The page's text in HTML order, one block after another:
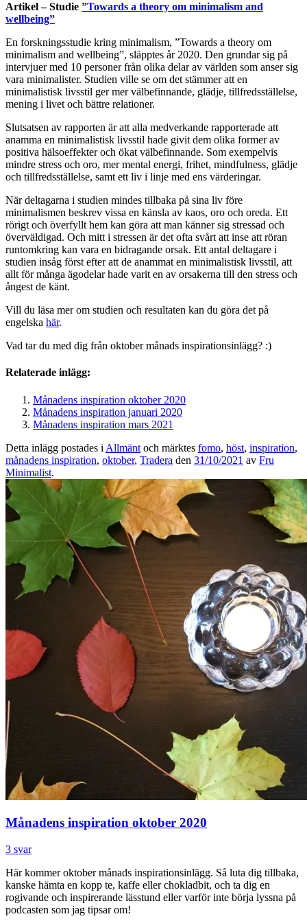
Artikel – Studie ”Towards a theory om minimalism and
wellbeing”
En forskningsstudie kring minimalism, ”Towards a theory om
minimalism and wellbeing”, släpptes år 2020. Den grundar sig på
intervjuer med 10 personer från olika delar av världen som anser sig
vara minimalister. Studien ville se om det stämmer att en
minimalistisk livsstil ger mer välbefinnande, glädje, tillfredsställelse,
mening i livet och bättre relationer.
Slutsatsen av rapporten är att alla medverkande rapporterade att
anamma en minimalistisk livsstil hade givit dem olika former av
positiva hälsoeffekter och ökat välbefinnande. Som exempelvis
mindre stress och oro, mer mental energi, frihet, mindfulness, glädje
och tillfredsställelse, samt ett liv i linje med ens värderingar.
När deltagarna i studien mindes tillbaka på sina liv före
minimalismen beskrev vissa en känsla av kaos, oro och oreda. Ett
rörigt och överfyllt hem kan göra att man känner sig stressad och
överväldigad. Och mitt i stressen är det ofta svårt att inse att röran
runtomkring kan vara en bidragande orsak. Ett antal deltagare i
studien insåg först efter att de anammat en minimalistisk livsstil, att
allt för många ägodelar hade varit en av orsakerna till den stress och
ångest de känt.
Vill du läsa mer om studien och resultaten kan du göra det på
engelska här.
Vad tar du med dig från oktober månads inspirationsinlägg? :)
Relaterade inlägg:
Månadens inspiration oktober 2020
Månadens inspiration januari 2020
Månadens inspiration mars 2021
Detta inlägg postades i Allmänt och märktes fomo, höst, inspiration,
månadens inspiration, oktober, Tradera den 31/10/2021 av Fru
Minimalist.
Månadens inspiration oktober 2020
3 svar
Här kommer oktober månads inspirationsinlägg. Så luta dig tillbaka,
kanske hämta en kopp te, kaffe eller chokladbit, och ta dig en
rogivande och inspirerande lässtund eller varför inte börja lyssna på
podcasten som jag tipsar om!